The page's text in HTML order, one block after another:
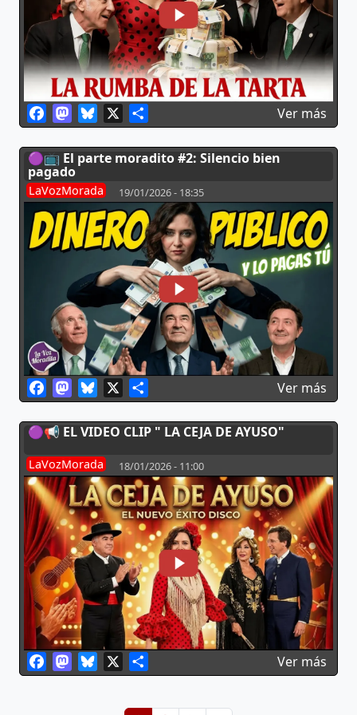
Ver más
FacebookMastodon
Bluesky
🟣📺 El parte moradito #2: Silencio bien
pagado
LaVozMorada 19/01/2026 - 18:35
Ver más
FacebookMastodon
Bluesky
🟣📢 EL VIDEO CLIP " LA CEJA DE AYUSO"
LaVozMorada 18/01/2026 - 11:00
Ver más
FacebookMastodon
Bluesky